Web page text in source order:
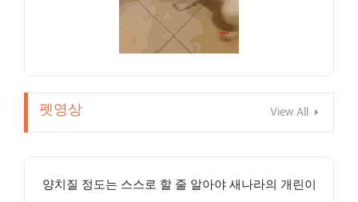
펫영상 View All
양치질 정도는 스스로 할 줄 알아야 새나라의 개린이